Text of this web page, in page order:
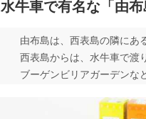
水牛車で有名な「由
由布島は、西表島の隣にあ
西表島からは、水牛車で渡
ブーゲンビリアガーデンな
か？ 寮は、ミニキッチン